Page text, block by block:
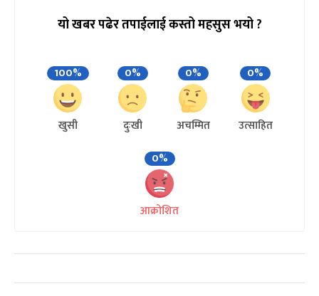
यो खबर पढेर तपाईलाई कस्तो महसुस भयो ?
100%
खुसी
0%
दुःखी
0%
अचम्मित
0%
उत्साहित
0%
आक्रोशित